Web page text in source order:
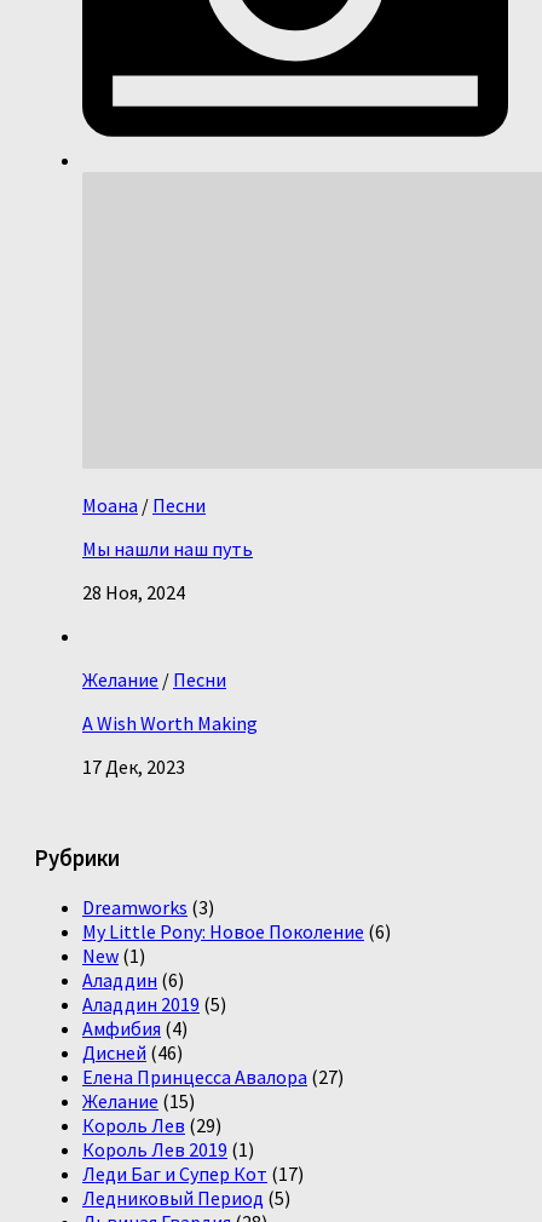
Моана / Песни
Мы нашли наш путь
28 Ноя, 2024
Желание / Песни
A Wish Worth Making
17 Дек, 2023
Рубрики
Dreamworks (3)
My Little Pony: Новое Поколение (6)
New (1)
Аладдин (6)
Аладдин 2019 (5)
Амфибия (4)
Дисней (46)
Елена Принцесса Авалора (27)
Желание (15)
Король Лев (29)
Король Лев 2019 (1)
Леди Баг и Супер Кот (17)
Ледниковый Период (5)